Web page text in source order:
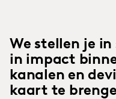
We stellen je
in impact
kanalen en
kaart te